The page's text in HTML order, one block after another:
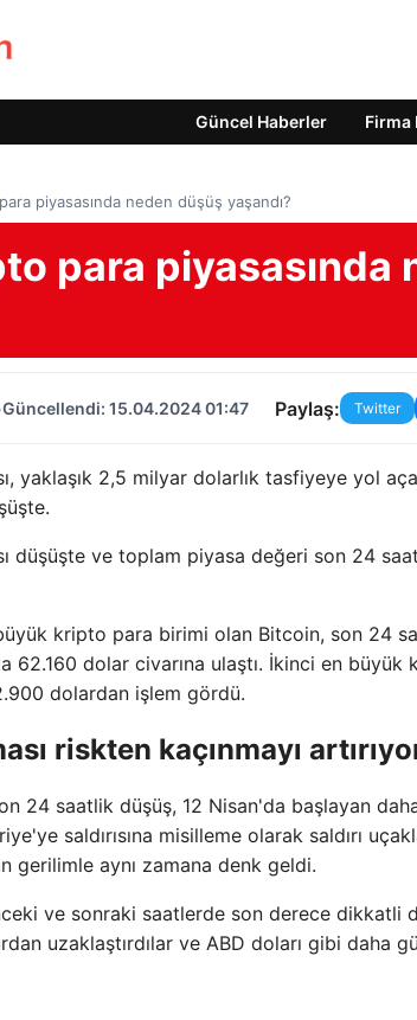
Güncel Haberler Firma
piyasasında neden düşüş yaşandı?
para piyasasında
Güncellendi: 15.04.2024 01:47 Paylaş: Twitter
yaklaşık 2,5 milyar dolarlık tasfiyeye yol
düşüşte ve toplam piyasa değeri son 24
kripto para birimi olan Bitcoin, son 24
62.160 dolar civarına ulaştı. İkinci en büyük
dolardan işlem gördü.
riskten kaçınmayı
24 saatlik düşüş, 12 Nisan'da başlayan
saldırısına misilleme olarak saldırı
gerilimle aynı zamana denk geldi.
ve sonraki saatlerde son derece dikkatli
uzaklaştırdılar ve ABD doları gibi daha